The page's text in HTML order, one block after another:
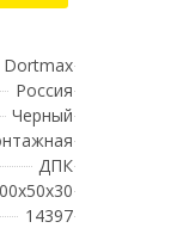
Dortmax
Россия
Черный
ДПК
14397